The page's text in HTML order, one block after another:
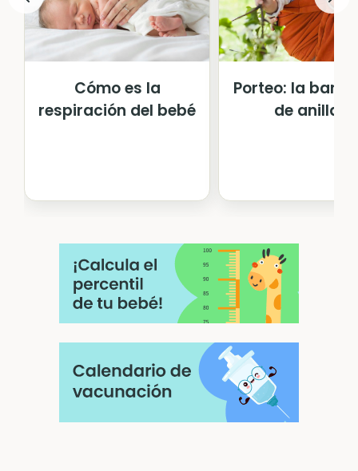
Cómo es la
respiración del bebé
Porteo: la
de anillas